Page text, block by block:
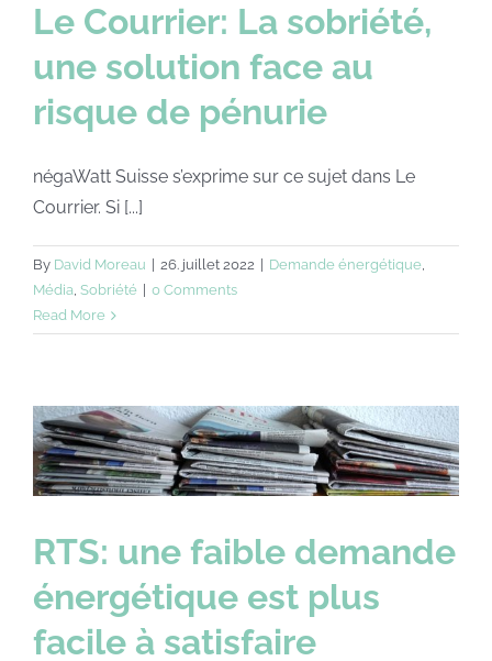
Le Courrier: La sobriété,
une solution face au
risque de pénurie
négaWatt Suisse s’exprime sur ce sujet dans Le
Courrier. Si [...]
By David Moreau 26. juillet 2022 Demande énergétique,
Média, Sobriété
0 Comments
Read More
RTS: une faible demande
énergétique est plus
facile à satisfaire